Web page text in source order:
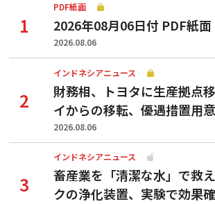
PDF紙面
2026年08月06日付 PDF紙面
2026.08.06
インドネシアニュース
財務相、トヨタに生産拠点
イからの移転、優遇措置用意
2026.08.06
インドネシアニュース
畜産業を「清潔な水」で救
クの浄化装置、実験で効果